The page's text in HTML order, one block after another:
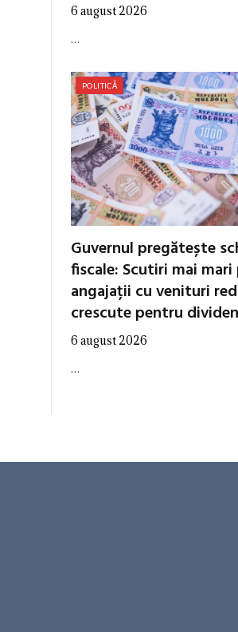
6 august 2026
…
POLITICĂ
Guvernul pregătește
fiscale: Scutiri mai
angajații cu venituri
crescute pentru
6 august 2026
…